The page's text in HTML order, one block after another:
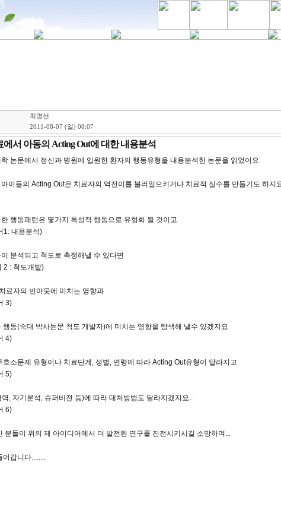
최명선
2011-08-07 (일) 08:07
에서 아동의 Acting Out에 대한 내용분석
논문에서 정신과 병원에 입원한 환자의 행동유형을 내용분석한 논문을 읽었어요
이들의 Acting Out은 치료자의 역전이를 불러일으키거나 치료적 실수를 만들기도 하지
행동패턴은 몇가지 특성적 행동으로 유형화 될 것이고
1: 내용분석)
분석되고 척도로 측정해낼 수 있다면
2 : 척도개발)
료자의 번아웃에 미치는 영향과
3)
행동(숙대 박사논문 척도 개발자)에 미치는 영향을 탐색해 낼수 있겠지요
4)
호소문제 유형이나 치료단계, 성별, 연령에 따라 Acting Out유형이 달라지고
5)
, 자기분석, 슈퍼비젼 등)에 따라 대처방법도 달라지겠지요..
6)
분들이 위의 제 아이디어에서 더 발전된 연구를 진전시키시길 소망하며...
어갑니다........